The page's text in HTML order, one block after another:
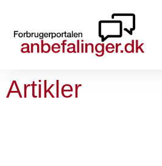
Artikler